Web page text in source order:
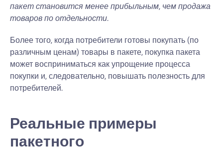
пакет становится менее прибыльным, чем продажа
товаров по отдельности.
Более того, когда потребители готовы покупать (по
различным ценам) товары в пакете, покупка пакета
может восприниматься как упрощение процесса
покупки и, следовательно, повышать полезность для
потребителей.
Реальные примеры
пакетного